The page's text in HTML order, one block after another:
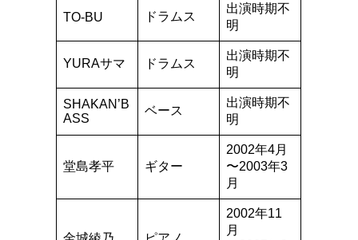
TO-BU ドラムス
出演時期不
明
YURAサマ ドラムス
出演時期不
明
SHAKAN’B
ASS
ベース
出演時期不
明
堂島孝平 ギター
2002年4月
〜2003年3
月
2002年11
月